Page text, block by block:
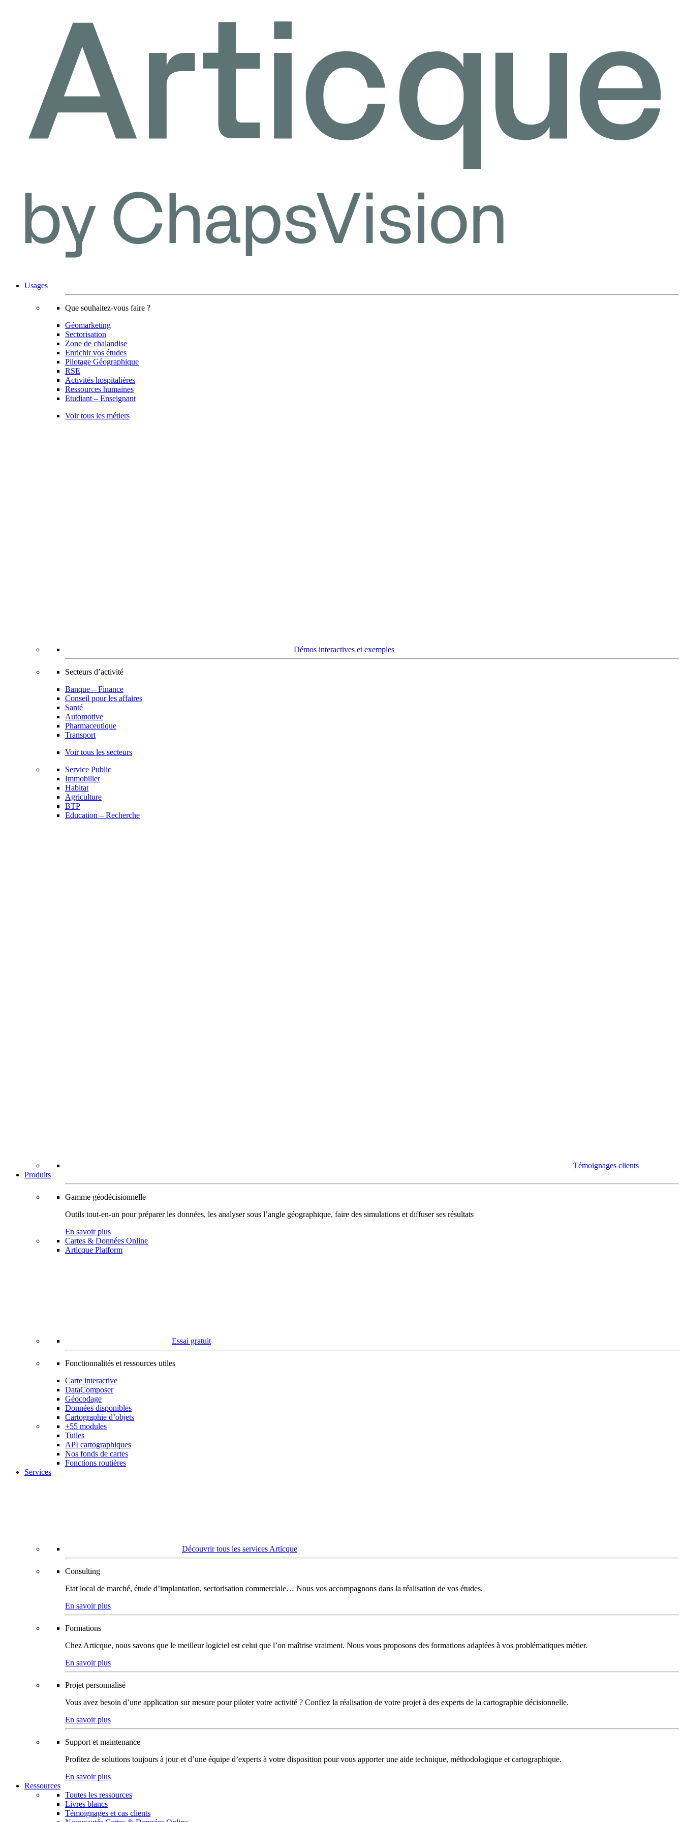
Usages
Que souhaitez-vous faire ?
Géomarketing
Sectorisation
Zone de chalandise
Enrichir vos études
Pilotage Géographique
RSE
Activités hospitalières
Ressources humaines
Etudiant – Enseignant
Voir tous les métiers
Démos interactives et exemples
Secteurs d’activité
Banque – Finance
Conseil pour les affaires
Santé
Automotive
Pharmaceutique
Transport
Voir tous les secteurs
Service Public
Immobilier
Habitat
Agriculture
BTP
Education – Recherche
Témoignages clients
Produits
Gamme géodécisionnelle
Outils tout-en-un pour préparer les données, les analyser sous l’angle géographique, faire des simulations et diffuser ses résultats
En savoir plus
Cartes & Données Online
Articque Platform
Essai gratuit
Fonctionnalités et ressources utiles
Carte interactive
DataComposer
Géocodage
Données disponibles
Cartographie d’objets
+55 modules
Tuiles
API cartographiques
Nos fonds de cartes
Fonctions routières
Services
Découvrir tous les services Articque
Consulting
Etat local de marché, étude d’implantation, sectorisation commerciale… Nous vos accompagnons dans la réalisation de vos études.
En savoir plus
Formations
Chez Articque, nous savons que le meilleur logiciel est celui que l’on maîtrise vraiment. Nous vous proposons des formations adaptées à vos problématiques métier.
En savoir plus
Projet personnalisé
Vous avez besoin d’une application sur mesure pour piloter votre activité ? Confiez la réalisation de votre projet à des experts de la cartographie décisionnelle.
En savoir plus
Support et maintenance
Profitez de solutions toujours à jour et d’une équipe d’experts à votre disposition pour vous apporter une aide technique, méthodologique et cartographique.
En savoir plus
Ressources
Toutes les ressources
Livres blancs
Témoignages et cas clients